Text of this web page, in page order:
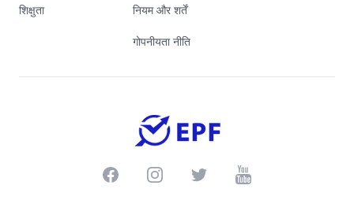
शिक्षुता
नियम और शर्तें
गोपनीयता नीति
FacebookInstagramTwitter Youtube